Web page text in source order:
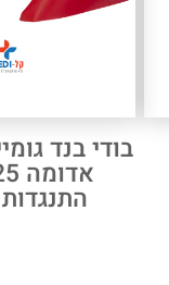
בודי בנד
התנגדות